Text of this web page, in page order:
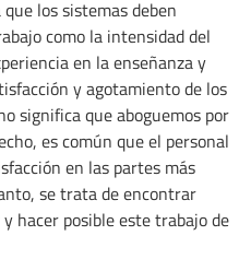
los sistemas deben
como la intensidad del
en la enseñanza y
y agotamiento de los
significa que aboguemos por
es común que el personal
en las partes más
se trata de encontrar
hacer posible este trabajo de